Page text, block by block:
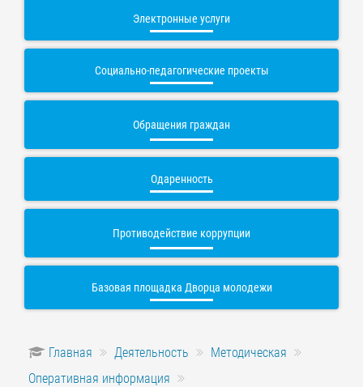
Электронные услуги
Социально-педагогические проекты
Обращения граждан
Одаренность
Противодействие коррупции
Базовая площадка Дворца молодежи
Главная Деятельность
Методическая
Оперативная информация